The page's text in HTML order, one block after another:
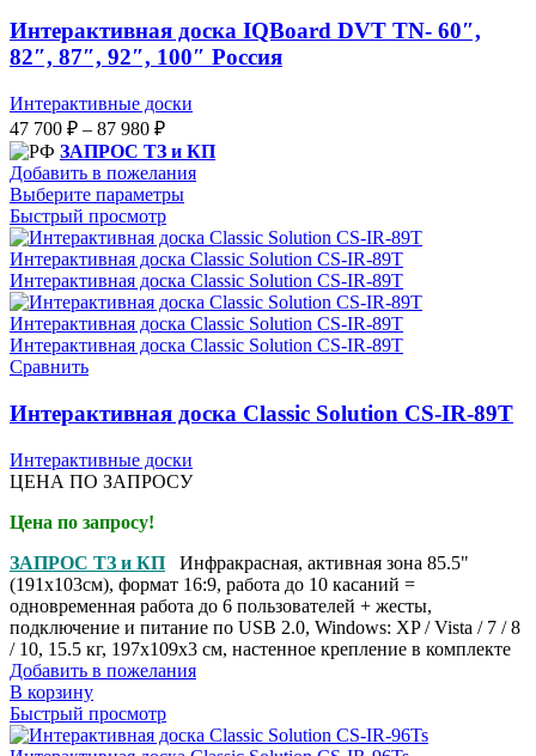
Интерактивная доска IQBoard DVT TN- 60″,
82″, 87″, 92″, 100″ Россия
Интерактивные доски
47 700 ₽ – 87 980 ₽
ЗАПРОС ТЗ и КП
Добавить в пожелания
Выберите параметры
Быстрый просмотр
Сравнить
Интерактивная доска Classic Solution CS-IR-89T
Интерактивные доски
ЦЕНА ПО ЗАПРОСУ
Цена по запросу!
ЗАПРОС ТЗ и КП Инфракрасная, активная зона 85.5"
(191x103см), формат 16:9, работа до 10 касаний =
одновременная работа до 6 пользователей + жесты,
подключение и питание по USB 2.0, Windows: XP / Vista / 7 / 8
/ 10, 15.5 кг, 197x109x3 см, настенное крепление в комплекте
Добавить в пожелания
В корзину
Быстрый просмотр